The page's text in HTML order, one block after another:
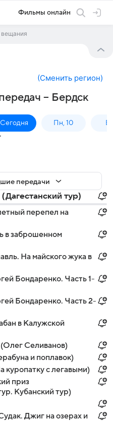
Фильмы онлайн
вещания
(Сменить регион)
– Бердск
Сегодня Пн, 10
передачи
тур)
перепел на
в заброшенном
На майского жука в
Бондаренко. Часть 1-
Бондаренко. Часть 2-
в Калужской
Селиванов)
и поплавок)
куропатку с легавыми)
приз
Кубанский тур)
Джиг на озерах и